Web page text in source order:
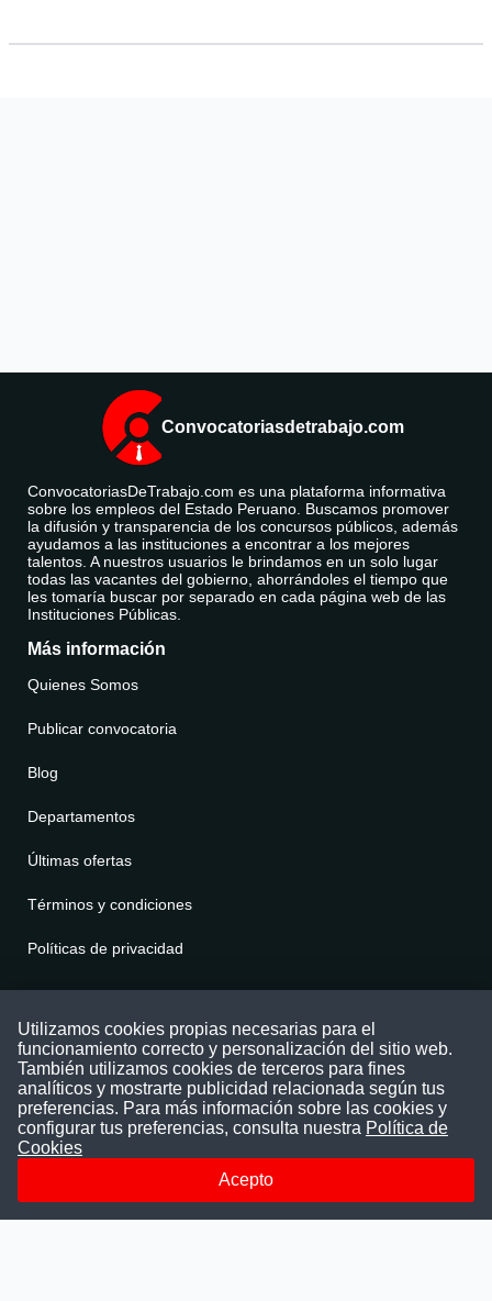
Convocatoriasdetrabajo.com
ConvocatoriasDeTrabajo.com es una plataforma informativa
sobre los empleos del Estado Peruano. Buscamos promover
la difusión y transparencia de los concursos públicos, además
ayudamos a las instituciones a encontrar a los mejores
talentos. A nuestros usuarios le brindamos en un solo lugar
todas las vacantes del gobierno, ahorrándoles el tiempo que
les tomaría buscar por separado en cada página web de las
Instituciones Públicas.
Más información
Quienes Somos
Publicar convocatoria
Blog
Departamentos
Últimas ofertas
Términos y condiciones
Políticas de privacidad
Puede comunicarse con nosotros a través
nuestras redes sociales o del correo:
contacto@convocatoriasdetrabajo.com
Siguenos en:
Utilizamos cookies propias necesarias para el
funcionamiento correcto y personalización del sitio web.
También utilizamos cookies de terceros para fines
analíticos y mostrarte publicidad relacionada según tus
preferencias. Para más información sobre las cookies y
configurar tus preferencias, consulta nuestra Política de
Cookies
Acepto